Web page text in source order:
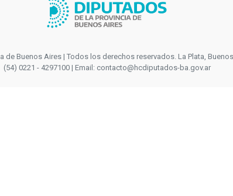
Buenos Aires | Todos los derechos reservados. La Plata,
(54) 0221 - 4297100 | Email: contacto@hcdiputados-ba.gov.ar